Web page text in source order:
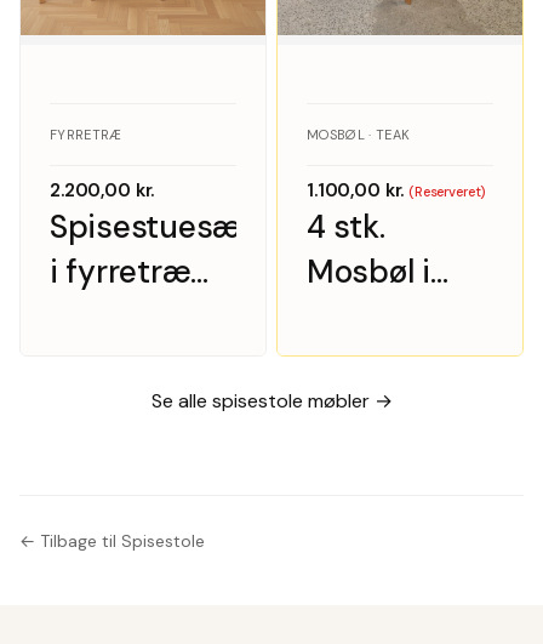
Spisestuesæt
i fyrretræ
FYRRETRÆ
2.200,00 kr.
4 stk.
Mosbøl i
MOSBØL · TEAK
1.100,00 kr. (Reserveret)
Se alle spisestole møbler →
← Tilbage til Spisestole